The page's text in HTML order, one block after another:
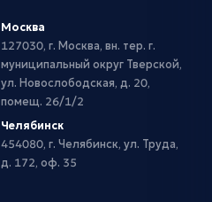
Москва
127030, г. Москва, вн. тер. г.
муниципальный округ Тверской,
ул. Новослободская, д. 20,
помещ. 26/1/2
Челябинск
454080, г. Челябинск, ул. Труда,
д. 172, оф. 35